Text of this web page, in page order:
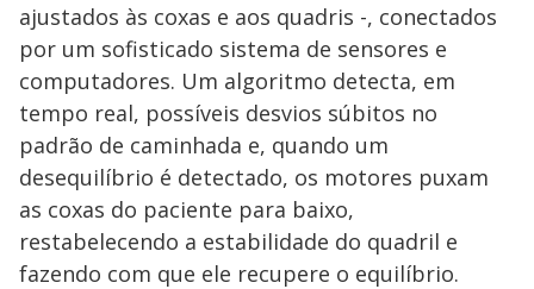
ajustados às coxas e aos quadris -, conectados
por um sofisticado sistema de sensores e
computadores. Um algoritmo detecta, em
tempo real, possíveis desvios súbitos no
padrão de caminhada e, quando um
desequilíbrio é detectado, os motores puxam
as coxas do paciente para baixo,
restabelecendo a estabilidade do quadril e
fazendo com que ele recupere o equilíbrio.